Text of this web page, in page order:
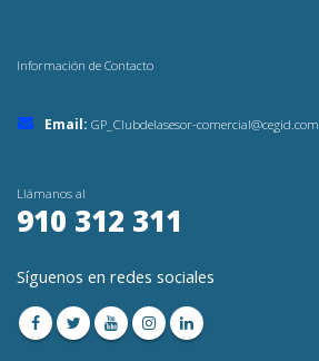
Información de Contacto
Email: GP_Clubdelasesor-comercial@cegid.com
Llámanos al
910 312 311
Síguenos en redes sociales